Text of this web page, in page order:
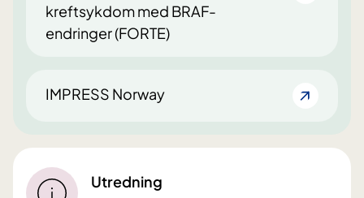
kreftsykdom med BRAF-
endringer (FORTE)
IMPRESS Norway
Utredning